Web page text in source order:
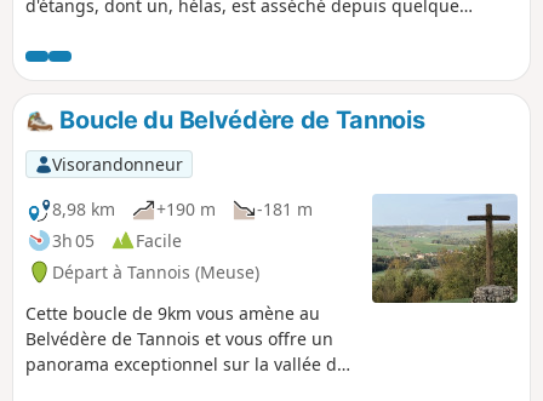
d'étangs, dont un, hélas, est asséché depuis quelque
Boucle du Belvédère de Tannois
Visorandonneur
8,98 km
+190 m
-181 m
3h 05
Facile
Départ à Tannois (Meuse)
Cette boucle de 9km vous amène au
Belvédère de Tannois et vous offre un
panorama exceptionnel sur la vallée de